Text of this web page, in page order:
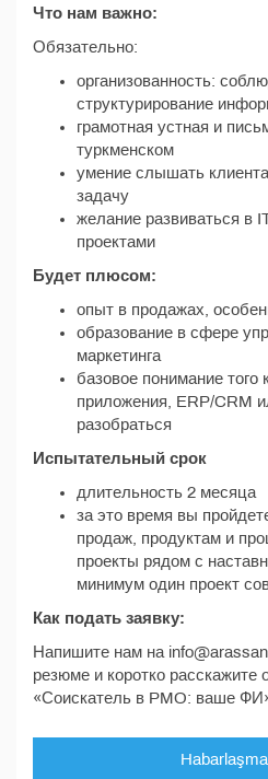
Что нам важно:
Обязательно:
организованность:
структурирование
грамотная устная и
туркменском
умение слышать
задачу
желание развиваться в
проектами
Будет плюсом:
опыт в продажах,
образование в сфере
маркетинга
базовое понимание того
приложения, ERP/CRM
разобраться
Испытательный срок
длительность 2 месяца
за это время вы
продаж, продуктам и
проекты рядом с
минимум один проект
Как подать заявку:
Напишите нам на
резюме и коротко расскажите
«Соискатель в PMO: ваше